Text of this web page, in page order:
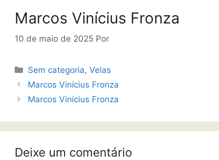
Marcos Vinícius Fronza
10 de maio de 2025 Por
Sem categoria,Velas
Marcos Vinícius Fronza
Marcos Vinícius Fronza
Deixe um comentário